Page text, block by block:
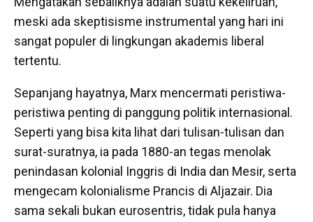
meski ada skeptisisme instrumental yang hari ini
sangat populer di lingkungan akademis liberal
tertentu.
Sepanjang hayatnya, Marx mencermati peristiwa-
peristiwa penting di panggung politik internasional.
Seperti yang bisa kita lihat dari tulisan-tulisan dan
surat-suratnya, ia pada 1880-an tegas menolak
penindasan kolonial Inggris di India dan Mesir, serta
mengecam kolonialisme Prancis di Aljazair. Dia
sama sekali bukan eurosentris, tidak pula hanya